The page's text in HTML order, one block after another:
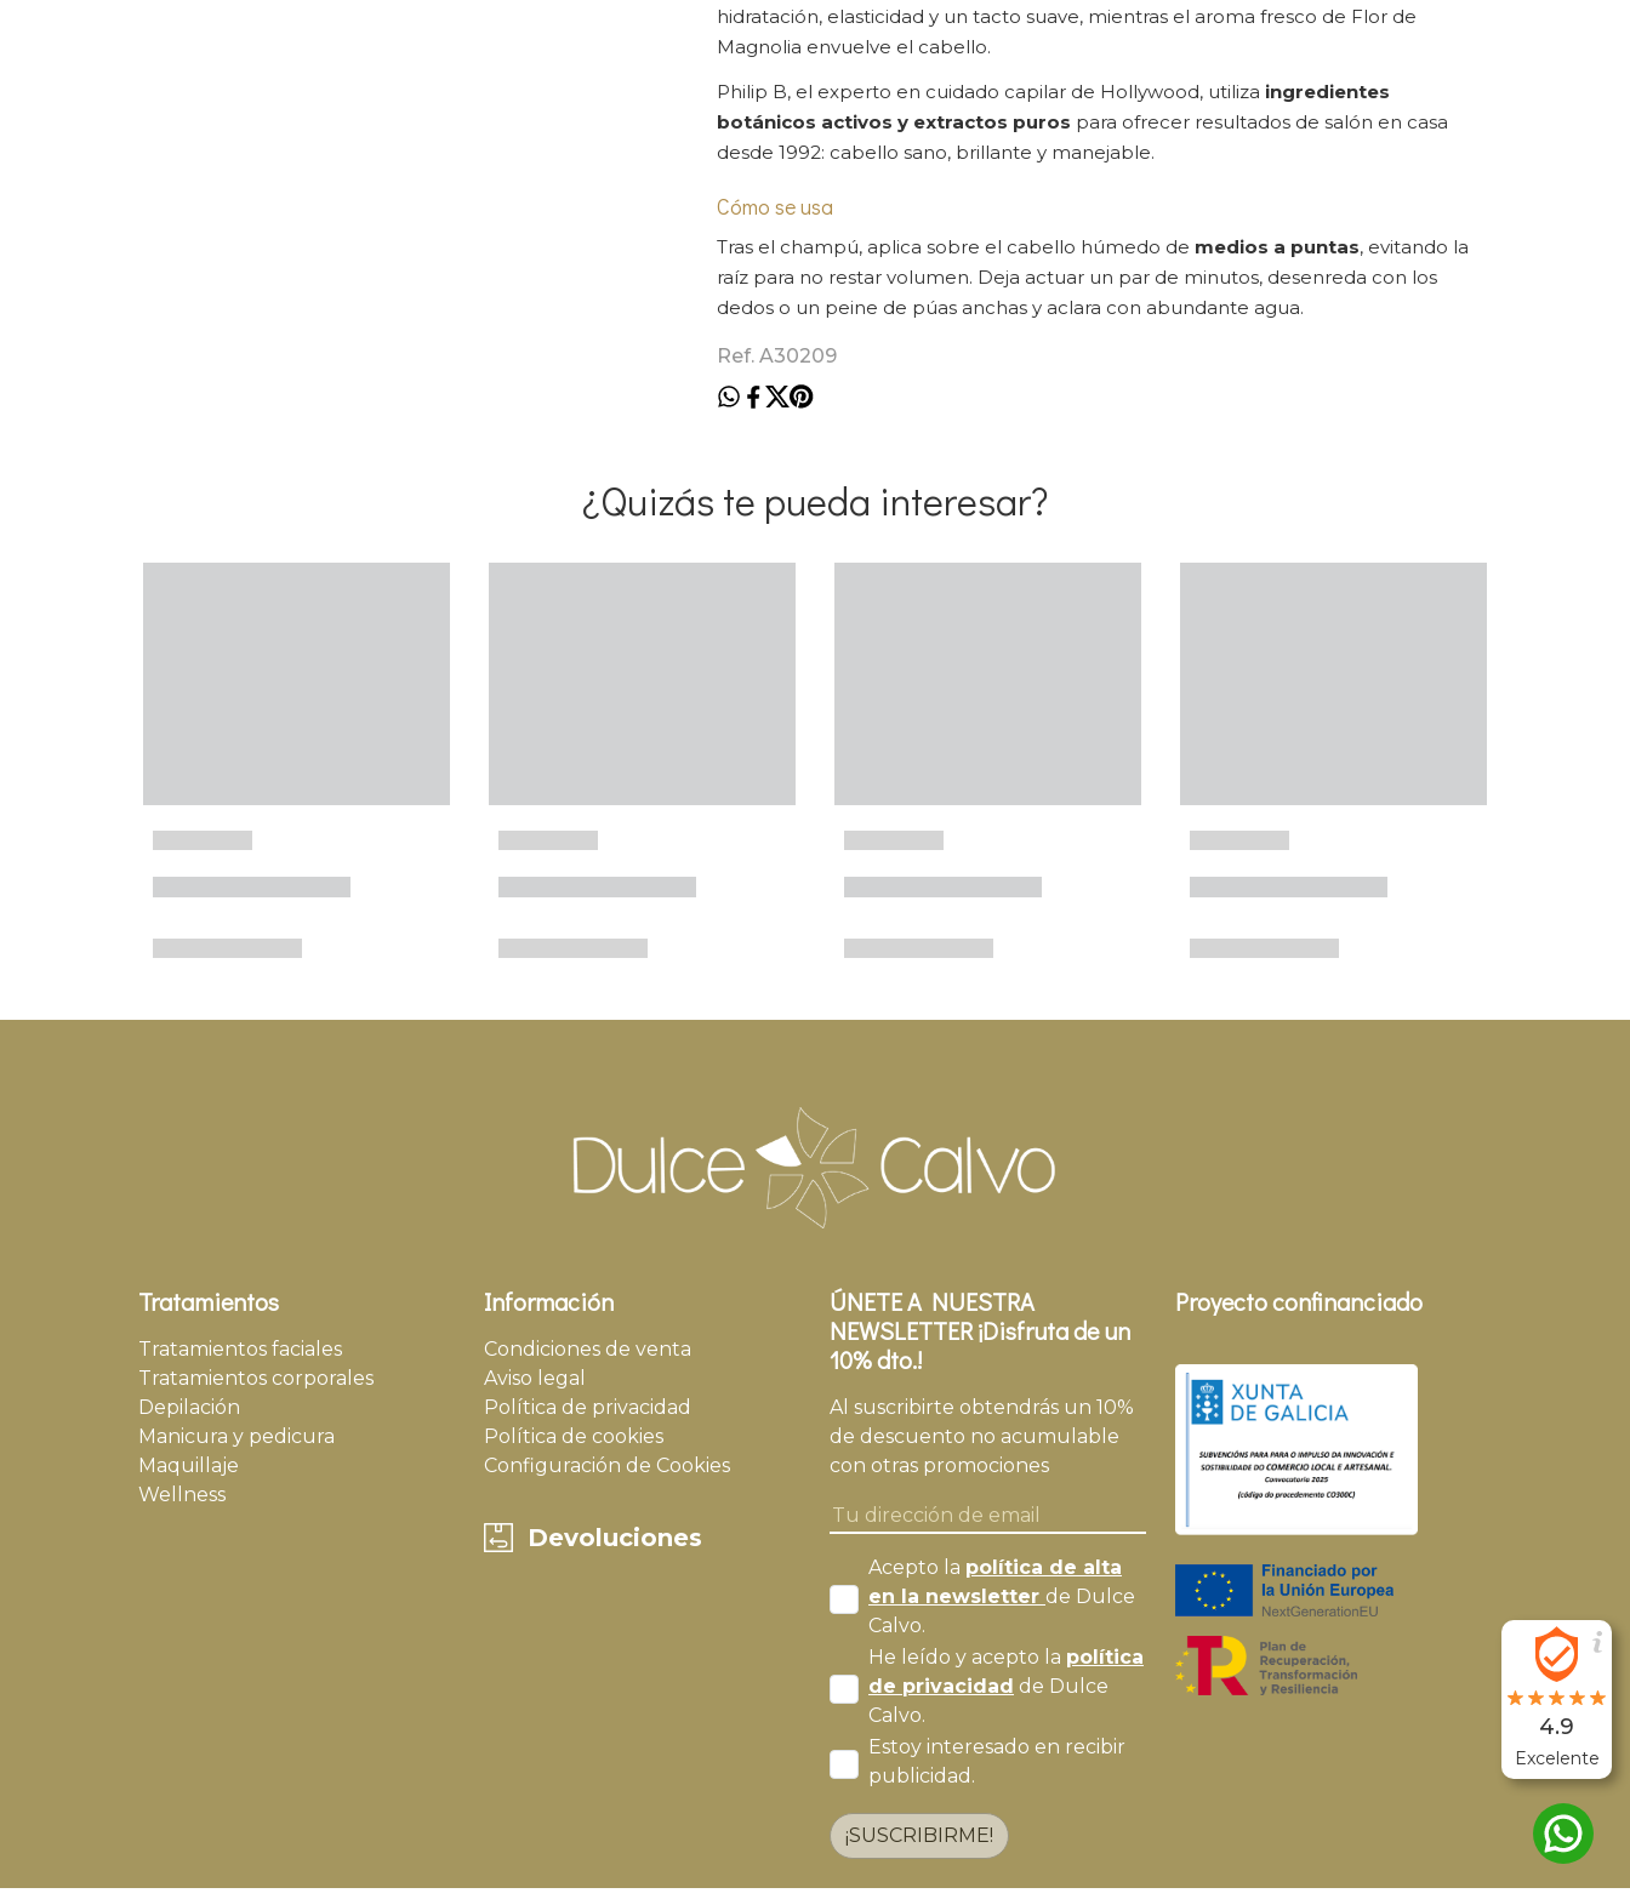
hidratación, elasticidad y un tacto suave, mientras el aroma fresco de Flor de
Magnolia envuelve el cabello.
Philip B, el experto en cuidado capilar de Hollywood, utiliza ingredientes
botánicos activos y extractos puros para ofrecer resultados de salón en casa
desde 1992: cabello sano, brillante y manejable.
Cómo se usa
Tras el champú, aplica sobre el cabello húmedo de medios a puntas, evitando la
raíz para no restar volumen. Deja actuar un par de minutos, desenreda con los
dedos o un peine de púas anchas y aclara con abundante agua.
Ref. A30209
¿Quizás te pueda interesar?
Tratamientos
Tratamientos faciales
Tratamientos corporales
Depilación
Manicura y pedicura
Maquillaje
Wellness
Información
Condiciones de venta
Aviso legal
Política de privacidad
Política de cookies
Configuración de Cookies
Devoluciones
ÚNETE A NUESTRA
NEWSLETTER ¡Disfruta de un
10% dto.!
Al suscribirte obtendrás un 10%
de descuento no acumulable
con otras promociones
Acepto la política de alta
en la newsletter de Dulce
Calvo.
He leído y acepto la política
de privacidad de Dulce
Calvo.
Estoy interesado en recibir
publicidad.
¡SUSCRIBIRME!
Proyecto confinanciado
4.9
Excelente